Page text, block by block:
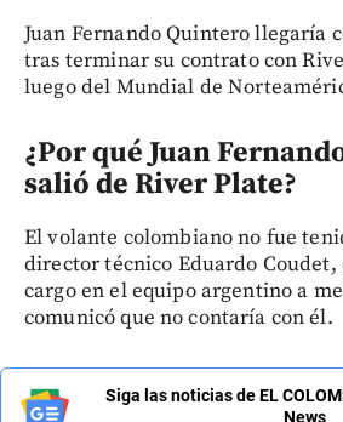
Juan Fernando Quintero llegaría
tras terminar su contrato con
luego del Mundial de
¿Por qué Juan
salió de River Plate?
El volante colombiano no fue
director técnico Eduardo Coudet,
cargo en el equipo argentino a
comunicó que no contaría con él.
Siga las noticias de EL
News